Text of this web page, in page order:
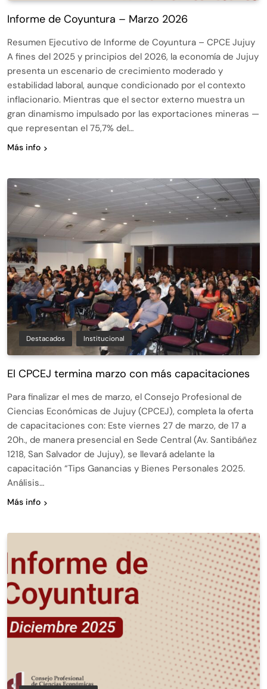
Informe de Coyuntura – Marzo 2026
Resumen Ejecutivo de Informe de Coyuntura – CPCE Jujuy
A fines del 2025 y principios del 2026, la economía de Jujuy
presenta un escenario de crecimiento moderado y
estabilidad laboral, aunque condicionado por el contexto
inflacionario. Mientras que el sector externo muestra un
gran dinamismo impulsado por las exportaciones mineras —
que representan el 75,7% del…
Más info
Destacados Institucional
El CPCEJ termina marzo con más capacitaciones
Para finalizar el mes de marzo, el Consejo Profesional de
Ciencias Económicas de Jujuy (CPCEJ), completa la oferta
de capacitaciones con: Este viernes 27 de marzo, de 17 a
20h., de manera presencial en Sede Central (Av. Santibáñez
1218, San Salvador de Jujuy), se llevará adelante la
capacitación “Tips Ganancias y Bienes Personales 2025.
Análisis…
Más info